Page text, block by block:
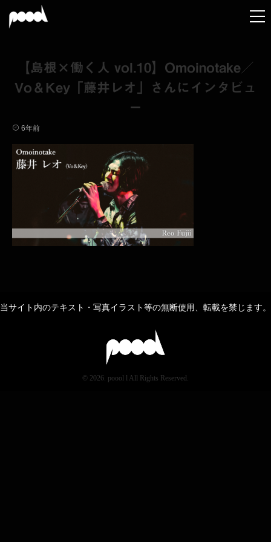
【島根×働く人 vol.10】Omoinotake／
Vo＆Key「藤井レオ」さんにインタビュ
ー
6年前
当サイト内のテキスト・写真イラスト等の無断使用、転載を禁じます。
© 2026. poool l All Rights Reserved.